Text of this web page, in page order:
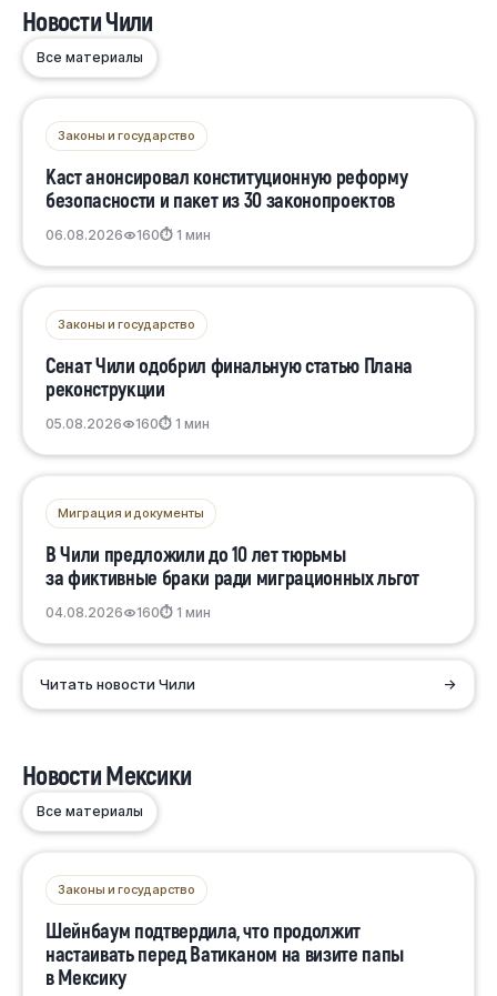
Новости Чили
Все материалы
Законы и государство
Каст анонсировал конституционную реформу
безопасности и пакет из 30 законопроектов
06.08.2026 160⏱ 1 мин
Законы и государство
Сенат Чили одобрил финальную статью Плана
реконструкции
05.08.2026 160⏱ 1 мин
Миграция и документы
В Чили предложили до 10 лет тюрьмы
за фиктивные браки ради миграционных льгот
04.08.2026 160⏱ 1 мин
Читать новости Чили →
Новости Мексики
Все материалы
Законы и государство
Шейнбаум подтвердила, что продолжит
настаивать перед Ватиканом на визите папы
в Мексику